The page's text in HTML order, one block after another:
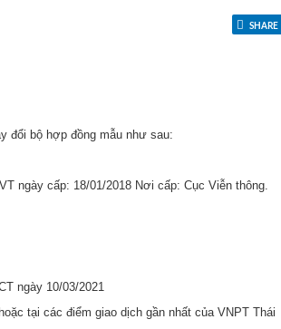
SHARE
đổi bộ hợp đồng mẫu như sau:
ngày cấp: 18/01/2018 Nơi cấp: Cục Viễn thông.
ngày 10/03/2021
tại các điểm giao dịch gần nhất của VNPT Thái